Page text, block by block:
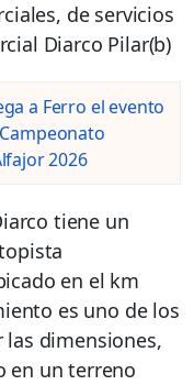
de servicios
Diarco Pilar(b)
a Ferro el evento
2026
tiene un
en el km
es uno de los
dimensiones,
en un terreno